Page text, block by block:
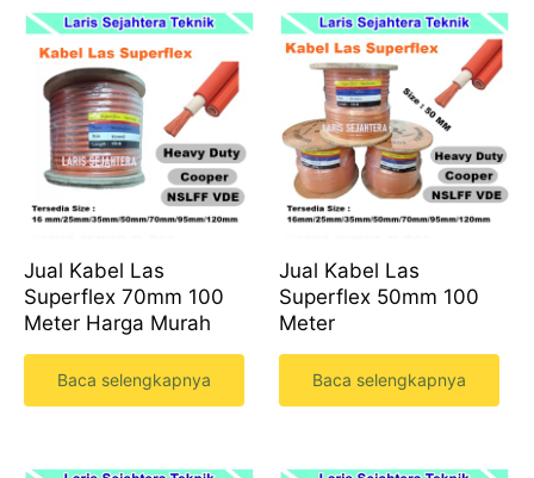
Jual Kabel Las
Superflex 70mm 100
Meter Harga Murah
Baca selengkapnya
Jual Kabel Las
Superflex 50mm 100
Meter
Baca selengkapnya